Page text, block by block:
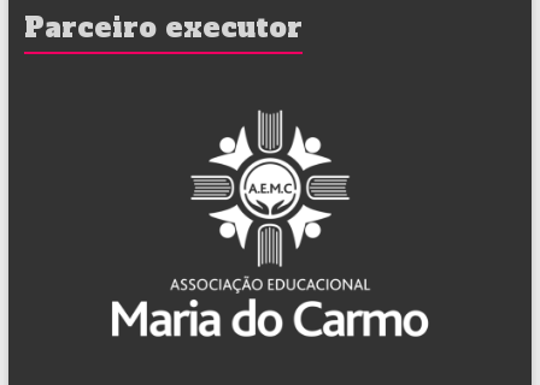
Parceiro executor